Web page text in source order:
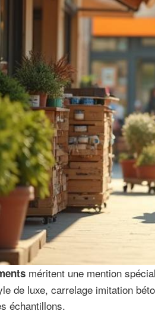
méritent une mention
de luxe, carrelage imitation
échantillons.